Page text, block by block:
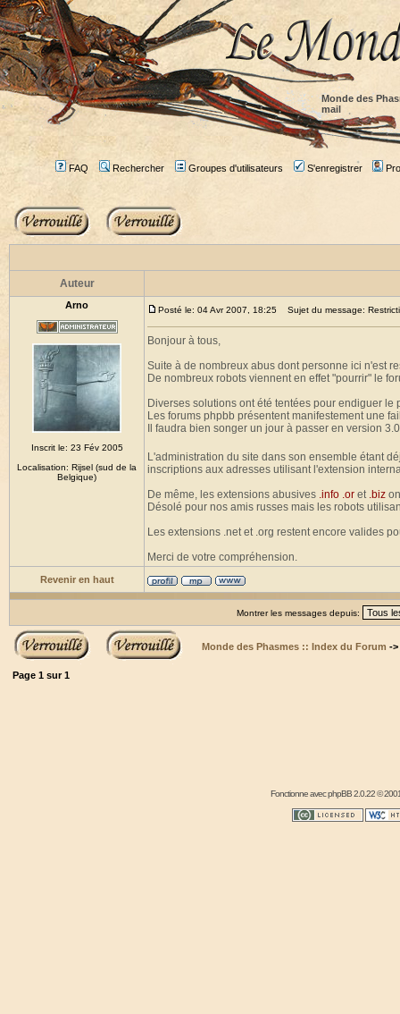
Monde des
mail
FAQ Rechercher Groupes d'utilisateurs S'enregistrer
Auteur
Arno
Inscrit le: 23 Fév 2005
Localisation: Rijsel (sud de la
Belgique)
Posté le: 04 Avr 2007, 18:25 Sujet du message:
Bonjour à tous,
Suite à de nombreux abus dont personne ici n'est
De nombreux robots viennent en effet "pourrir" le
Diverses solutions ont été tentées pour endiguer
Les forums phpbb présentent manifestement une
Il faudra bien songer un jour à passer en version
L'administration du site dans son ensemble étant
inscriptions aux adresses utilisant l'extension
De même, les extensions abusives .info .or et .biz
Désolé pour nos amis russes mais les robots
Les extensions .net et .org restent encore valides
Merci de votre compréhension.
Revenir en haut
Montrer les messages depuis:
Monde des Phasmes :: Index du Forum ->
Page 1 sur1
Fonctionne avecphpBB2.0.22 ©